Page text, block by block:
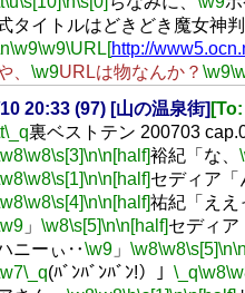
タイトルはどきどき魔女神判
\w9\w9\URL[http://
、 \w9URLは物なんか？ \w9
20:33 (97) [山の温泉街]
\_q裏ベストテン 200703
\w8\s[3]\n\n[half]裕紀「な、
\w8\s[1]\n\n[half]セディア
\w8\s[4]\n\n[half]祐紀「ええ
」 \w8\s[5]\n\n[half]セディア
ニーぃ‥\w9」 \w8\w8\s[5]\n
\_q(ﾊﾞﾝﾊﾞﾝﾊﾞﾝ!）」 \_q\w8